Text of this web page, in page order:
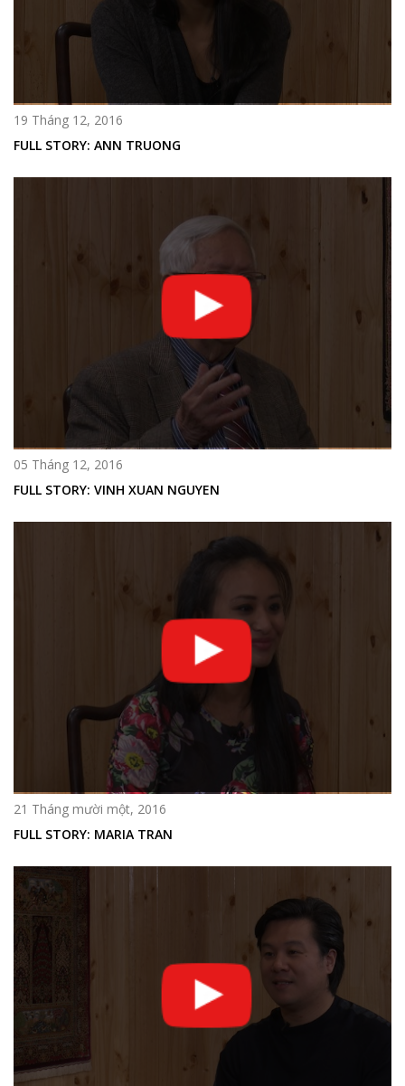
19 Tháng 12, 2016
FULL STORY: ANN TRUONG
05 Tháng 12, 2016
FULL STORY: VINH XUAN NGUYEN
21 Tháng mười một, 2016
FULL STORY: MARIA TRAN